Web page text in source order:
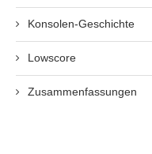
Konsolen-Geschichte
Lowscore
Zusammenfassungen